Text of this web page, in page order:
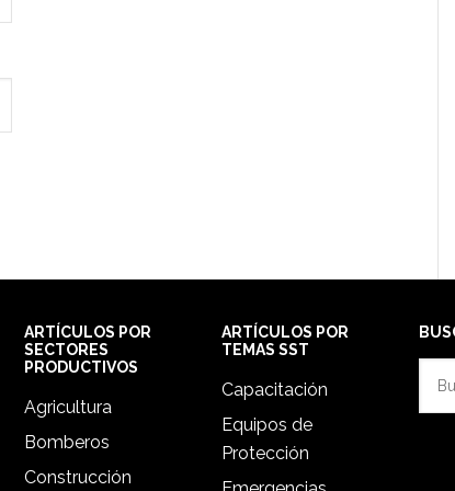
ARTÍCULOS POR
SECTORES
PRODUCTIVOS
Agricultura
Bomberos
Construcción
ARTÍCULOS POR
TEMAS SST
Capacitación
Equipos de
Protección